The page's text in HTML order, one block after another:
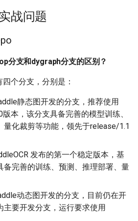
己的
？
取程
文本
，大
的
是什
据增强
训练都
？如
战问题
分支和dygraph分支的区别？
四个分支，分别是：
静态图开发的分支，推荐使用
本，该分支具备完善的模型训练、
量化裁剪等功能，领先于release/1.1
发布的第一个稳定版本，基
备完善的训练、预测、推理部署、量
动态图开发的分支，目前仍在开
主要开发分支，运行要求使用